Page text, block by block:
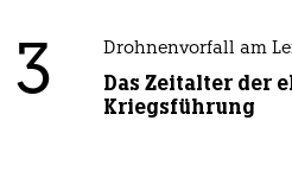
3 Drohnenvorfall am
Das Zeitalter der
Kriegsführung